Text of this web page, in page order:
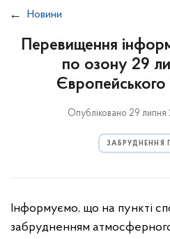
Новини
Перевищення
по озону 29
Опубліковано 29
ЗАБРУДНЕННЯ
Інформуємо, що на пункті
забрудненням